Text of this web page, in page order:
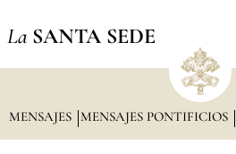
La SANTA SEDE
MENSAJES MENSAJES PONTIFICIOS